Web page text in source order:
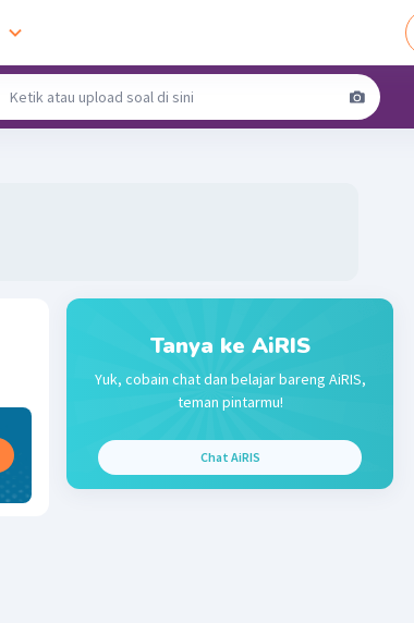
Tanya ke AiRIS
Yuk, cobain chat dan belajar bareng AiRIS,
teman pintarmu!
Chat AiRIS